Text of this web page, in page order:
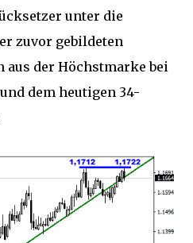
unter die
zuvor gebildeten
aus der Höchstmarke bei
und dem heutigen 34-